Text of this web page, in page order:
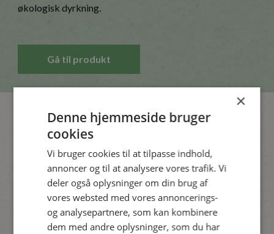
økologisk dyrkning.
Gå til produkt
Meget mere spagnumfri
×
Denne hjemmeside bruger
cookies
Vi bruger cookies til at tilpasse indhold,
annoncer og til at analysere vores trafik. Vi
deler også oplysninger om din brug af
vores websted med vores annoncerings-
og analysepartnere, som kan kombinere
dem med andre oplysninger, som du har